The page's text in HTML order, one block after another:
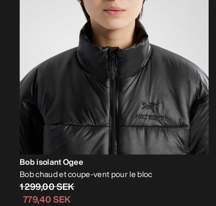
Bob isolant Ogee
Bob chaud et coupe-vent pour le bloc
1 299,00 SEK
779,40 SEK